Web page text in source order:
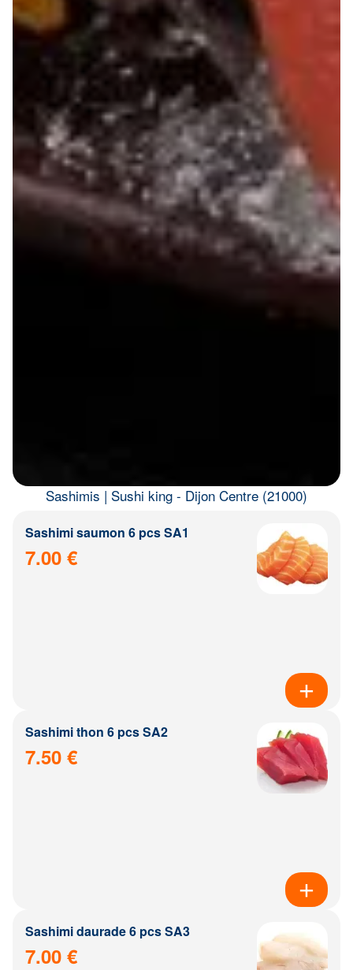
Sashimis | Sushi king - Dijon Centre (21000)
Sashimi saumon 6 pcs SA1
7.00 €
Sashimi thon 6 pcs SA2
7.50 €
Sashimi daurade 6 pcs SA3
7.00 €